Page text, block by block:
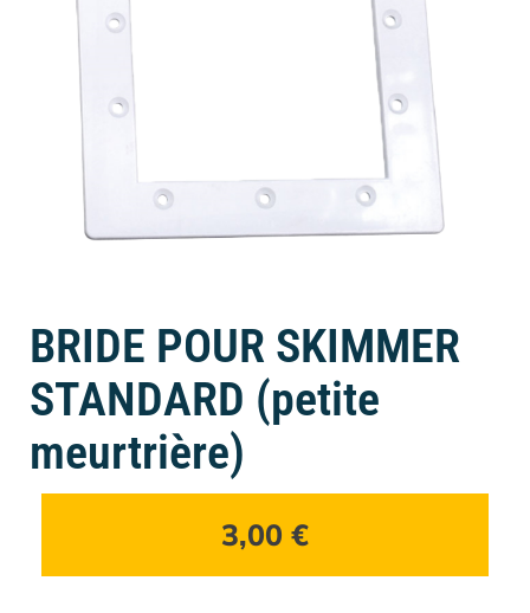
BRIDE POUR SKIMMER
STANDARD (petite
meurtrière)
3,00 €